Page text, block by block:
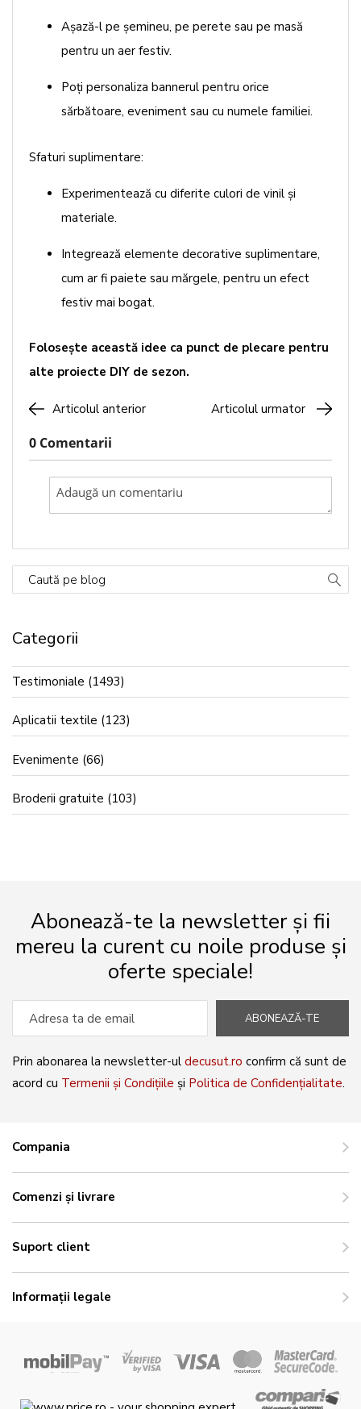
Așază-l pe șemineu, pe perete sau pe masă
pentru un aer festiv.
Poți personaliza bannerul pentru orice
sărbătoare, eveniment sau cu numele familiei.
Sfaturi suplimentare:
Experimentează cu diferite culori de vinil și
materiale.
Integrează elemente decorative suplimentare,
cum ar fi paiete sau mărgele, pentru un efect
festiv mai bogat.
Folosește această idee ca punct de plecare pentru
alte proiecte DIY de sezon.
Articolul anterior Articolul urmator
0 Comentarii
Caută pe blog
Categorii
Testimoniale (1493)
Aplicatii textile (123)
Evenimente (66)
Broderii gratuite (103)
Abonează-te la newsletter și fii
mereu la curent cu noile produse și
oferte speciale!
ABONEAZĂ-TE
Prin abonarea la newsletter-ul decusut.ro confirm că sunt de
acord cu Termenii și Condițiile și Politica de Confidențialitate.
Compania
Comenzi și livrare
Suport client
Informații legale